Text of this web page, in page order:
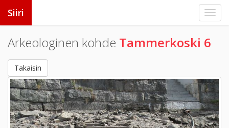
Siiri
Arkeologinen kohde Tammerkoski 6
Takaisin